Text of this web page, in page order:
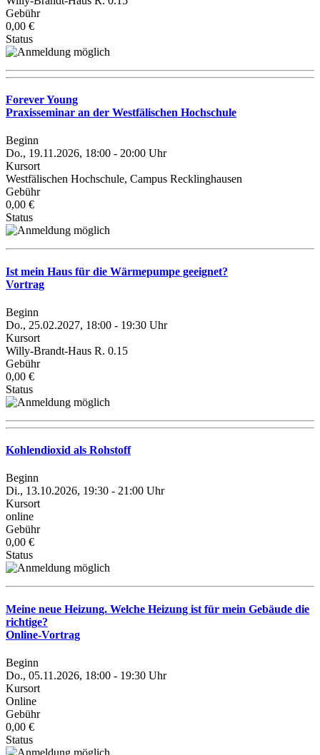
Gebühr
0,00 €
Status
Forever Young
Praxisseminar an der Westfälischen Hochschule
Beginn
Do., 19.11.2026, 18:00 - 20:00 Uhr
Kursort
Westfälischen Hochschule, Campus Recklinghausen
Gebühr
0,00 €
Status
Ist mein Haus für die Wärmepumpe geeignet?
Vortrag
Beginn
Do., 25.02.2027, 18:00 - 19:30 Uhr
Kursort
Willy-Brandt-Haus R. 0.15
Gebühr
0,00 €
Status
Kohlendioxid als Rohstoff
Beginn
Di., 13.10.2026, 19:30 - 21:00 Uhr
Kursort
online
Gebühr
0,00 €
Status
Meine neue Heizung. Welche Heizung ist für mein Gebäude die
richtige?
Online-Vortrag
Beginn
Do., 05.11.2026, 18:00 - 19:30 Uhr
Kursort
Online
Gebühr
0,00 €
Status